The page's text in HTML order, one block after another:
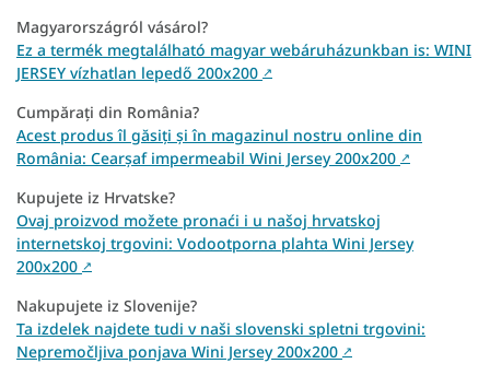
Magyarországról vásárol?
Ez a termék megtalálható magyar webáruházunkban is: WINI
JERSEY vízhatlan lepedő 200x200 ↗
Cumpărați din România?
Acest produs îl găsiți și în magazinul nostru online din
România: Cearșaf impermeabil Wini Jersey 200x200 ↗
Kupujete iz Hrvatske?
Ovaj proizvod možete pronaći i u našoj hrvatskoj
internetskoj trgovini: Vodootporna plahta Wini Jersey
200x200 ↗
Nakupujete iz Slovenije?
Ta izdelek najdete tudi v naši slovenski spletni trgovini:
Nepremočljiva ponjava Wini Jersey 200x200 ↗